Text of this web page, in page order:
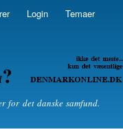
Login Temaer
om politik
for det danske samfund.